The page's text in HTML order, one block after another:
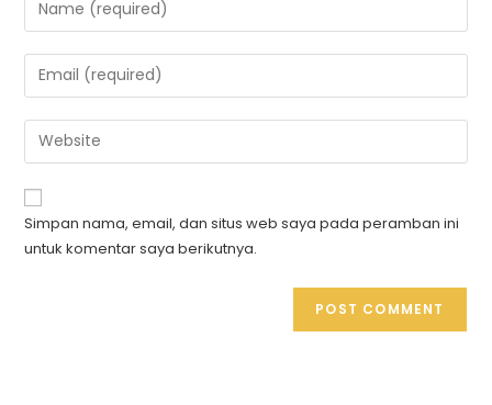
Simpan nama, email, dan situs web saya pada peramban ini
untuk komentar saya berikutnya.